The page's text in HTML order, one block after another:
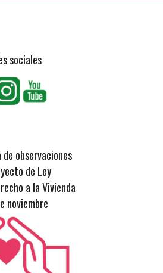
sociales
observaciones
de Ley
a la Vivienda
noviembre